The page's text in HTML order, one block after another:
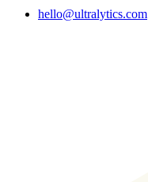
hello@ultralytics.com